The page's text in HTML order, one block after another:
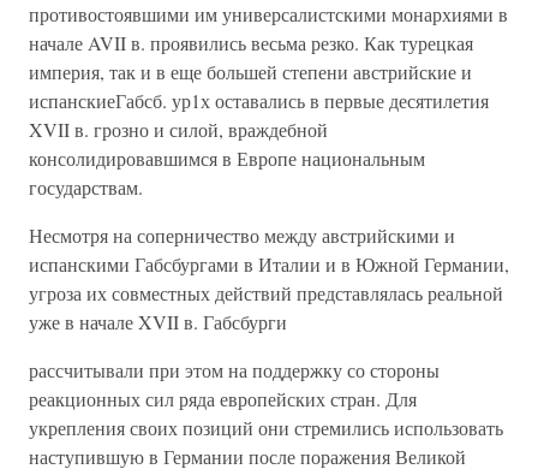
противостоявшими им универсалистскими монархиями в
начале AVII в. проявились весьма резко. Как турецкая
империя, так и в еще большей степени австрийские и
испанскиеГабсб. ур1х оставались в первые десятилетия
XVII в. грозно и силой, враждебной
консолидировавшимся в Европе национальным
государствам.
Несмотря на соперничество между австрийскими и
испанскими Габсбургами в Италии и в Южной Германии,
угроза их совместных действий представлялась реальной
уже в начале XVII в. Габсбурги
рассчитывали при этом на поддержку со стороны
реакционных сил ряда европейских стран. Для
укрепления своих позиций они стремились использовать
наступившую в Германии после поражения Великой